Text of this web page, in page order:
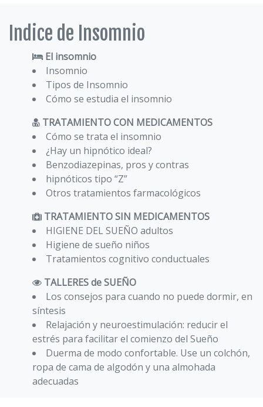
Indice de Insomnio
El insomnio
Insomnio
Tipos de Insomnio
Cómo se estudia el insomnio
TRATAMIENTO CON MEDICAMENTOS
Cómo se trata el insomnio
¿Hay un hipnótico ideal?
Benzodiazepinas, pros y contras
hipnóticos tipo “Z”
Otros tratamientos farmacológicos
TRATAMIENTO SIN MEDICAMENTOS
HIGIENE DEL SUEÑO adultos
Higiene de sueño niños
Tratamientos cognitivo conductuales
TALLERES de SUEÑO
Los consejos para cuando no puede dormir, en
síntesis
Relajación y neuroestimulación: reducir el
estrés para facilitar el comienzo del Sueño
Duerma de modo confortable. Use un colchón,
ropa de cama de algodón y una almohada
adecuadas